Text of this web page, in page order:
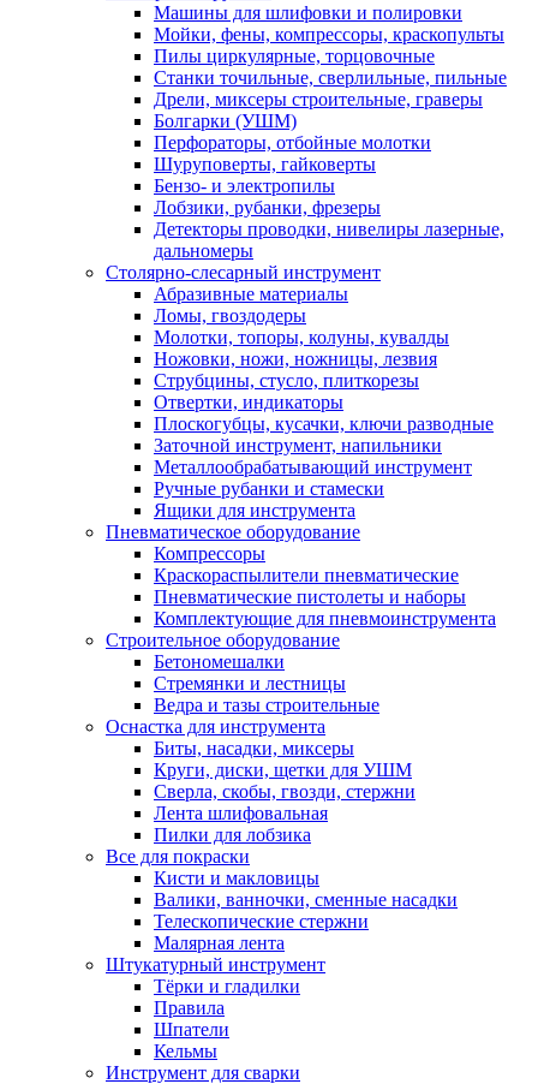
Машины для шлифовки и полировки
Мойки, фены, компрессоры, краскопульты
Пилы циркулярные, торцовочные
Станки точильные, сверлильные, пильные
Дрели, миксеры строительные, граверы
Болгарки (УШМ)
Перфораторы, отбойные молотки
Шуруповерты, гайковерты
Бензо- и электропилы
Лобзики, рубанки, фрезеры
Детекторы проводки, нивелиры лазерные,
дальномеры
Столярно-слесарный инструмент
Абразивные материалы
Ломы, гвоздодеры
Молотки, топоры, колуны, кувалды
Ножовки, ножи, ножницы, лезвия
Струбцины, стусло, плиткорезы
Отвертки, индикаторы
Плоскогубцы, кусачки, ключи разводные
Заточной инструмент, напильники
Металлообрабатывающий инструмент
Ручные рубанки и стамески
Ящики для инструмента
Пневматическое оборудование
Компрессоры
Краскораспылители пневматические
Пневматические пистолеты и наборы
Комплектующие для пневмоинструмента
Строительное оборудование
Бетономешалки
Стремянки и лестницы
Ведра и тазы строительные
Оснастка для инструмента
Биты, насадки, миксеры
Круги, диски, щетки для УШМ
Сверла, скобы, гвозди, стержни
Лента шлифовальная
Пилки для лобзика
Все для покраски
Кисти и макловицы
Валики, ванночки, сменные насадки
Телескопические стержни
Малярная лента
Штукатурный инструмент
Тёрки и гладилки
Правила
Шпатели
Кельмы
Инструмент для сварки